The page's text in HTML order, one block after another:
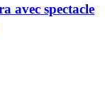
avec spectacle